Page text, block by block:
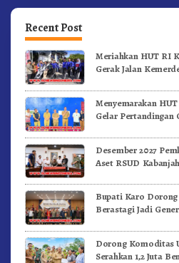
Recent Post
Meriahkan HUT RI
Gerak Jalan
Menyemarakan
Gelar Pertandingan
Desember 2027
Aset RSUD
Bupati Karo
Berastagi Jadi
Dorong Komoditas
Serahkan 1,2 Juta